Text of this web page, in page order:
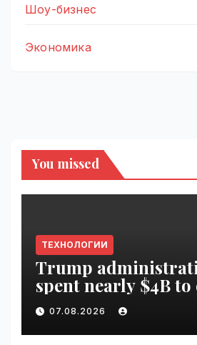
Шоу-бизнес
Экономика
You missed
ТЕХНОЛОГИИ
Trump
spent nearly $4B to
offshore wind farms |
VseTime.ru
07.08.2026